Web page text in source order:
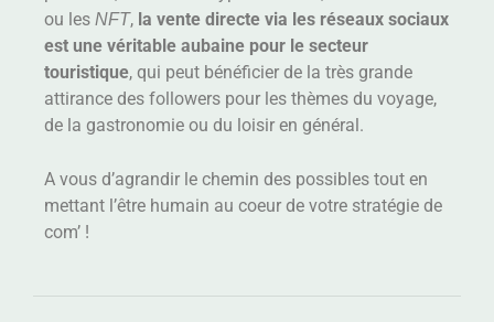
ou les NFT, la vente directe via les réseaux sociaux
est une véritable aubaine pour le secteur
touristique, qui peut bénéficier de la très grande
attirance des followers pour les thèmes du voyage,
de la gastronomie ou du loisir en général.
A vous d’agrandir le chemin des possibles tout en
mettant l’être humain au coeur de votre stratégie de
com’ !